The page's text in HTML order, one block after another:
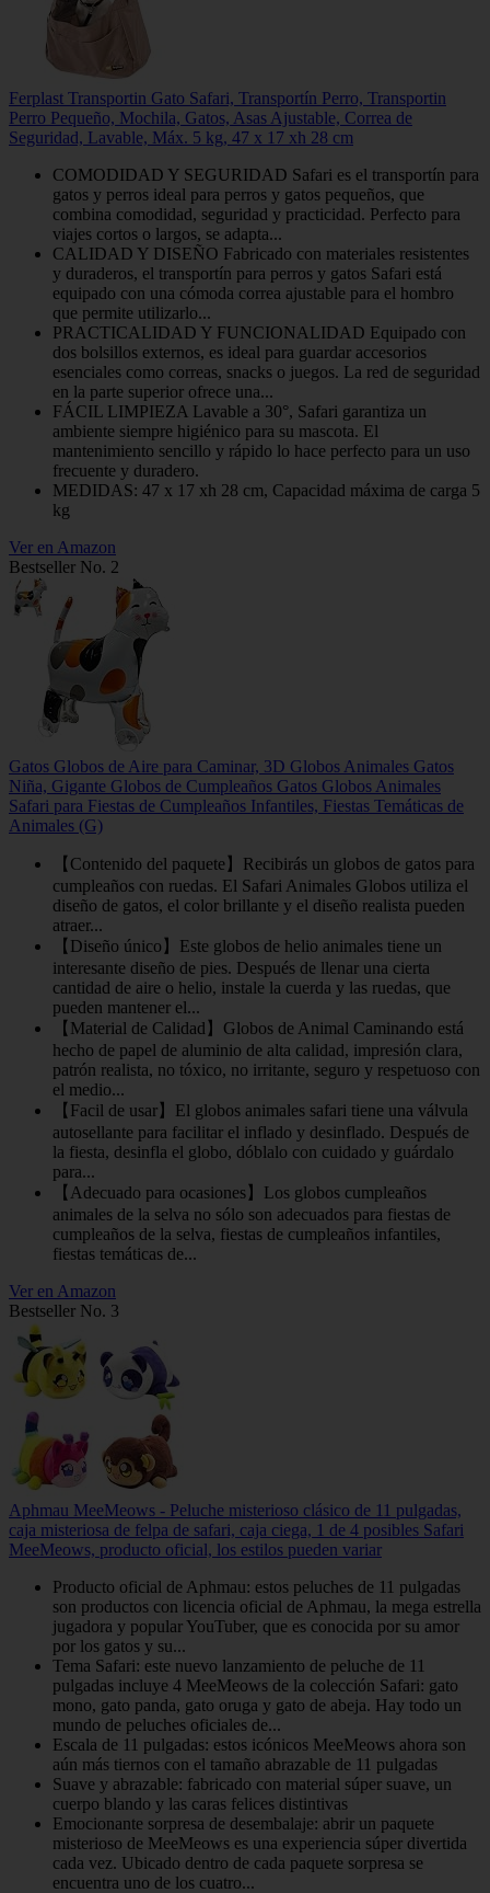
Ferplast Transportin Gato Safari, Transportín Perro, Transportin
Perro Pequeño, Mochila, Gatos, Asas Ajustable, Correa de
Seguridad, Lavable, Máx. 5 kg, 47 x 17 xh 28 cm
COMODIDAD Y SEGURIDAD Safari es el transportín para
gatos y perros ideal para perros y gatos pequeños, que
combina comodidad, seguridad y practicidad. Perfecto para
viajes cortos o largos, se adapta...
CALIDAD Y DISEÑO Fabricado con materiales resistentes
y duraderos, el transportín para perros y gatos Safari está
equipado con una cómoda correa ajustable para el hombro
que permite utilizarlo...
PRACTICALIDAD Y FUNCIONALIDAD Equipado con
dos bolsillos externos, es ideal para guardar accesorios
esenciales como correas, snacks o juegos. La red de seguridad
en la parte superior ofrece una...
FÁCIL LIMPIEZA Lavable a 30°, Safari garantiza un
ambiente siempre higiénico para su mascota. El
mantenimiento sencillo y rápido lo hace perfecto para un uso
frecuente y duradero.
MEDIDAS: 47 x 17 xh 28 cm, Capacidad máxima de carga 5
kg
Ver en Amazon
Bestseller No. 2
Gatos Globos de Aire para Caminar, 3D Globos Animales Gatos
Niña, Gigante Globos de Cumpleaños Gatos Globos Animales
Safari para Fiestas de Cumpleaños Infantiles, Fiestas Temáticas de
Animales (G)
【Contenido del paquete】Recibirás un globos de gatos para
cumpleaños con ruedas. El Safari Animales Globos utiliza el
diseño de gatos, el color brillante y el diseño realista pueden
atraer...
【Diseño único】Este globos de helio animales tiene un
interesante diseño de pies. Después de llenar una cierta
cantidad de aire o helio, instale la cuerda y las ruedas, que
pueden mantener el...
【Material de Calidad】Globos de Animal Caminando está
hecho de papel de aluminio de alta calidad, impresión clara,
patrón realista, no tóxico, no irritante, seguro y respetuoso con
el medio...
【Facil de usar】El globos animales safari tiene una válvula
autosellante para facilitar el inflado y desinflado. Después de
la fiesta, desinfla el globo, dóblalo con cuidado y guárdalo
para...
【Adecuado para ocasiones】Los globos cumpleaños
animales de la selva no sólo son adecuados para fiestas de
cumpleaños de la selva, fiestas de cumpleaños infantiles,
fiestas temáticas de...
Ver en Amazon
Bestseller No. 3
Aphmau MeeMeows - Peluche misterioso clásico de 11 pulgadas,
caja misteriosa de felpa de safari, caja ciega, 1 de 4 posibles Safari
MeeMeows, producto oficial, los estilos pueden variar
Producto oficial de Aphmau: estos peluches de 11 pulgadas
son productos con licencia oficial de Aphmau, la mega estrella
jugadora y popular YouTuber, que es conocida por su amor
por los gatos y su...
Tema Safari: este nuevo lanzamiento de peluche de 11
pulgadas incluye 4 MeeMeows de la colección Safari: gato
mono, gato panda, gato oruga y gato de abeja. Hay todo un
mundo de peluches oficiales de...
Escala de 11 pulgadas: estos icónicos MeeMeows ahora son
aún más tiernos con el tamaño abrazable de 11 pulgadas
Suave y abrazable: fabricado con material súper suave, un
cuerpo blando y las caras felices distintivas
Emocionante sorpresa de desembalaje: abrir un paquete
misterioso de MeeMeows es una experiencia súper divertida
cada vez. Ubicado dentro de cada paquete sorpresa se
encuentra uno de los cuatro...